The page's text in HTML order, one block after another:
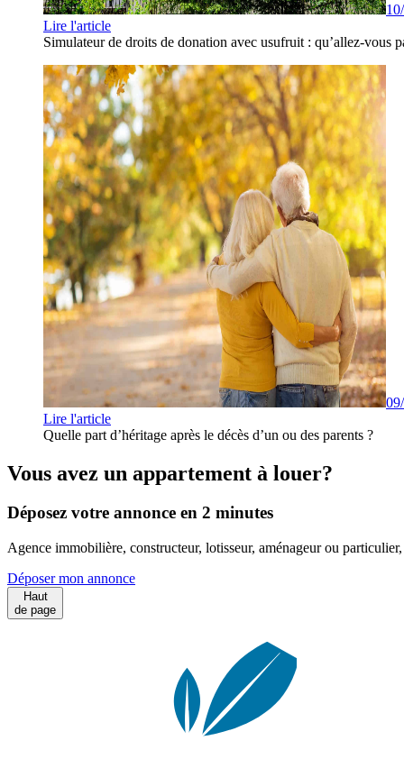
Lire l'article
Simulateur de droits de donation avec usufruit : qu’allez-vous
Lire l'article
Quelle part d’héritage après le décès d’un ou des parents ?
Vous avez un appartement à louer?
Déposez votre annonce en 2 minutes
Agence immobilière, constructeur, lotisseur, aménageur ou
Déposer mon annonce
Haut
de page